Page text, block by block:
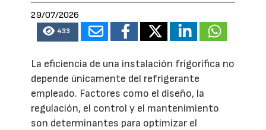
29/07/2026
433
La eficiencia de una instalación frigorífica no
depende únicamente del refrigerante
empleado. Factores como el diseño, la
regulación, el control y el mantenimiento
son determinantes para optimizar el